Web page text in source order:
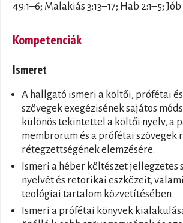
49:1–6; Malakiás 3:13–17; Hab 2:1–5;
Kompetenciák
Ismeret
A hallgató ismeri a költői, prófétai
szövegek exegézisének sajátos
különös tekintettel a költői nyelv, a
membrorum és a prófétai
rétegzettségének elemzésére.
Ismeri a héber költészet jellegzetes
nyelvét és retorikai eszközeit,
teológiai tartalom közvetítésében.
Ismeri a prófétai könyvek